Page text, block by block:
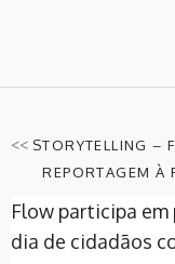
<< STORYTELLING –
REPORTAGEM À
Flow participa
dia de cidadãos